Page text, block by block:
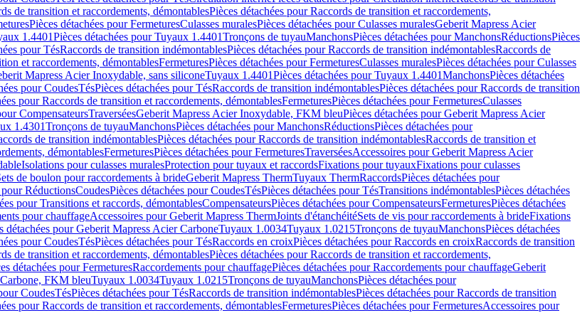
de transition et raccordements, démontablesPièces détachées pour Raccords de transition et raccordements,
Pièces détachées pour FermeturesCulasses muralesPièces détachées pour Culasses muralesGeberit Mapress Acier
1.4401Pièces détachées pour Tuyaux 1.4401Tronçons de tuyauManchonsPièces détachées pour ManchonsRéductionsPièces
pour TésRaccords de transition indémontablesPièces détachées pour Raccords de transition indémontablesRaccords de
et raccordements, démontablesFermeturesPièces détachées pour FermeturesCulasses muralesPièces détachées pour Culasses
Mapress Acier Inoxydable, sans siliconeTuyaux 1.4401Pièces détachées pour Tuyaux 1.4401ManchonsPièces détachées
pour CoudesTésPièces détachées pour TésRaccords de transition indémontablesPièces détachées pour Raccords de transition
pour Raccords de transition et raccordements, démontablesFermeturesPièces détachées pour FermeturesCulasses
CompensateursTraverséesGeberit Mapress Acier Inoxydable, FKM bleuPièces détachées pour Geberit Mapress Acier
1.4301Tronçons de tuyauManchonsPièces détachées pour ManchonsRéductionsPièces détachées pour
de transition indémontablesPièces détachées pour Raccords de transition indémontablesRaccords de transition et
démontablesFermeturesPièces détachées pour FermeturesTraverséesAccessoires pour Geberit Mapress Acier
Isolations pour culasses muralesProtection pour tuyaux et raccordsFixations pour tuyauxFixations pour culasses
de boulon pour raccordements à brideGeberit Mapress ThermTuyaux ThermRaccordsPièces détachées pour
pour RéductionsCoudesPièces détachées pour CoudesTésPièces détachées pour TésTransitions indémontablesPièces détachées
pour Transitions et raccords, démontablesCompensateursPièces détachées pour CompensateursFermeturesPièces détachées
pour chauffageAccessoires pour Geberit Mapress ThermJoints d'étanchéitéSets de vis pour raccordements à brideFixations
détachées pour Geberit Mapress Acier CarboneTuyaux 1.0034Tuyaux 1.0215Tronçons de tuyauManchonsPièces détachées
pour CoudesTésPièces détachées pour TésRaccords en croixPièces détachées pour Raccords en croixRaccords de transition
de transition et raccordements, démontablesPièces détachées pour Raccords de transition et raccordements,
détachées pour FermeturesRaccordements pour chauffagePièces détachées pour Raccordements pour chauffageGeberit
FKM bleuTuyaux 1.0034Tuyaux 1.0215Tronçons de tuyauManchonsPièces détachées pour
CoudesTésPièces détachées pour TésRaccords de transition indémontablesPièces détachées pour Raccords de transition
pour Raccords de transition et raccordements, démontablesFermeturesPièces détachées pour FermeturesAccessoires pour